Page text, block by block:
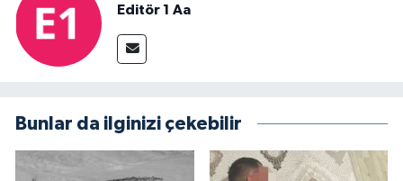
Editör 1 Aa
Bunlar da ilginizi çekebilir